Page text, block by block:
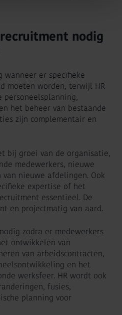
nodig
wanneer er specifieke
moeten worden, terwijl HR
personeelsplanning,
het beheer van bestaande
zijn complementair en
bij groei van de organisatie,
medewerkers, nieuwe
nieuwe afdelingen. Ook
expertise of het
essentieel. De
en projectmatig van aard.
zodra er medewerkers
ontwikkelen van
van arbeidscontracten,
en het
werksfeer. HR wordt ook
fusies,
planning voor